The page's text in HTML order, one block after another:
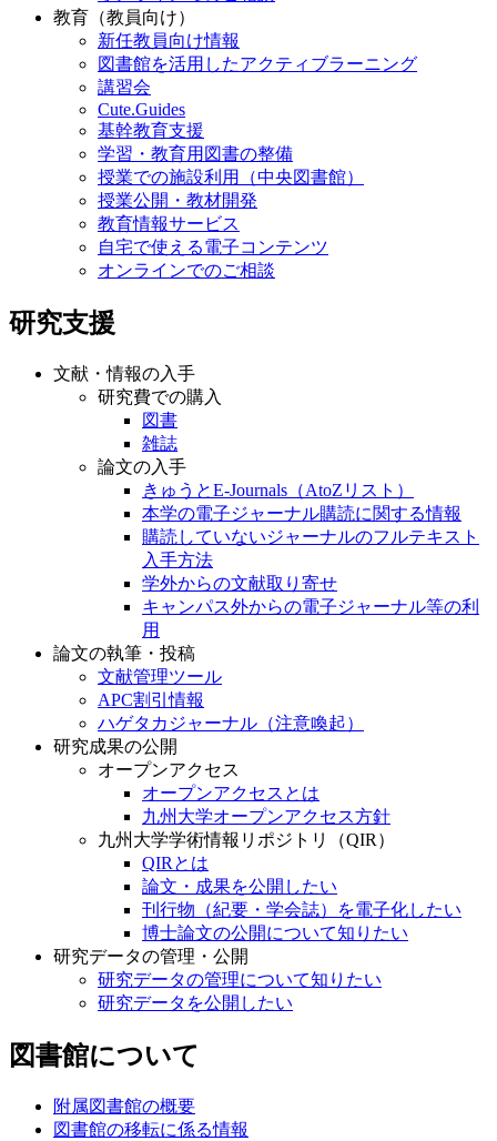
教育（教員向け）
新任教員向け情報
図書館を活用したアクティブラーニング
講習会
Cute.Guides
基幹教育支援
学習・教育用図書の整備
授業での施設利用（中央図書館）
授業公開・教材開発
教育情報サービス
自宅で使える電子コンテンツ
オンラインでのご相談
研究支援
文献・情報の入手
研究費での購入
図書
雑誌
論文の入手
きゅうとE-Journals（AtoZリスト）
本学の電子ジャーナル購読に関する情報
購読していないジャーナルのフルテキスト
入手方法
学外からの文献取り寄せ
キャンパス外からの電子ジャーナル等の利
用
論文の執筆・投稿
文献管理ツール
APC割引情報
ハゲタカジャーナル（注意喚起）
研究成果の公開
オープンアクセス
オープンアクセスとは
九州大学オープンアクセス方針
九州大学学術情報リポジトリ（QIR）
QIRとは
論文・成果を公開したい
刊行物（紀要・学会誌）を電子化したい
博士論文の公開について知りたい
研究データの管理・公開
研究データの管理について知りたい
研究データを公開したい
図書館について
附属図書館の概要
図書館の移転に係る情報